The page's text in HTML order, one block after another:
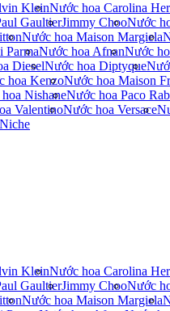
KleinNước hoa Carolina
GaultierJimmy ChooNước
Nước hoa Maison Margiela
ParmaNước hoa AfnanNước
DieselNước hoa Diptyque
hoa KenzoNước hoa Maison
NishaneNước hoa Paco
ValentinoNước hoa Versace
KleinNước hoa Carolina
GaultierJimmy ChooNước
Nước hoa Maison Margiela